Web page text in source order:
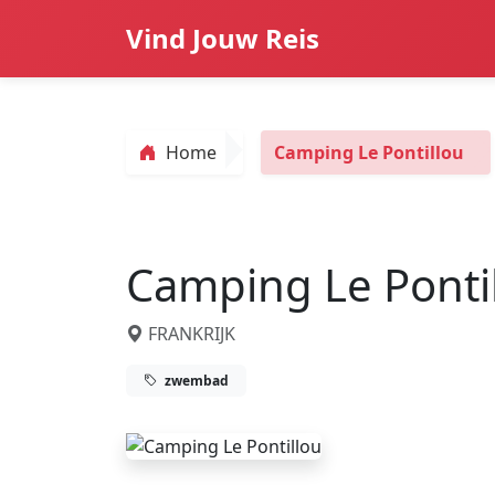
Vind Jouw Reis
Home Camping Le Pontillou
Camping Le
FRANKRIJK
zwembad